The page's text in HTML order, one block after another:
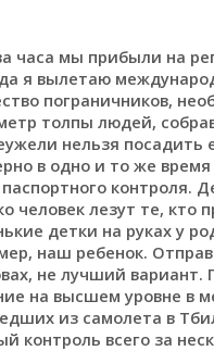
часа мы прибыли на
я вылетаю
пограничников,
толпы людей,
нельзя посадить
в одно и то же
контроля.
человек лезут те, кто
детки на руках у
наш ребенок.
не лучший вариант.
на высшем уровне в
из самолета в
всего за